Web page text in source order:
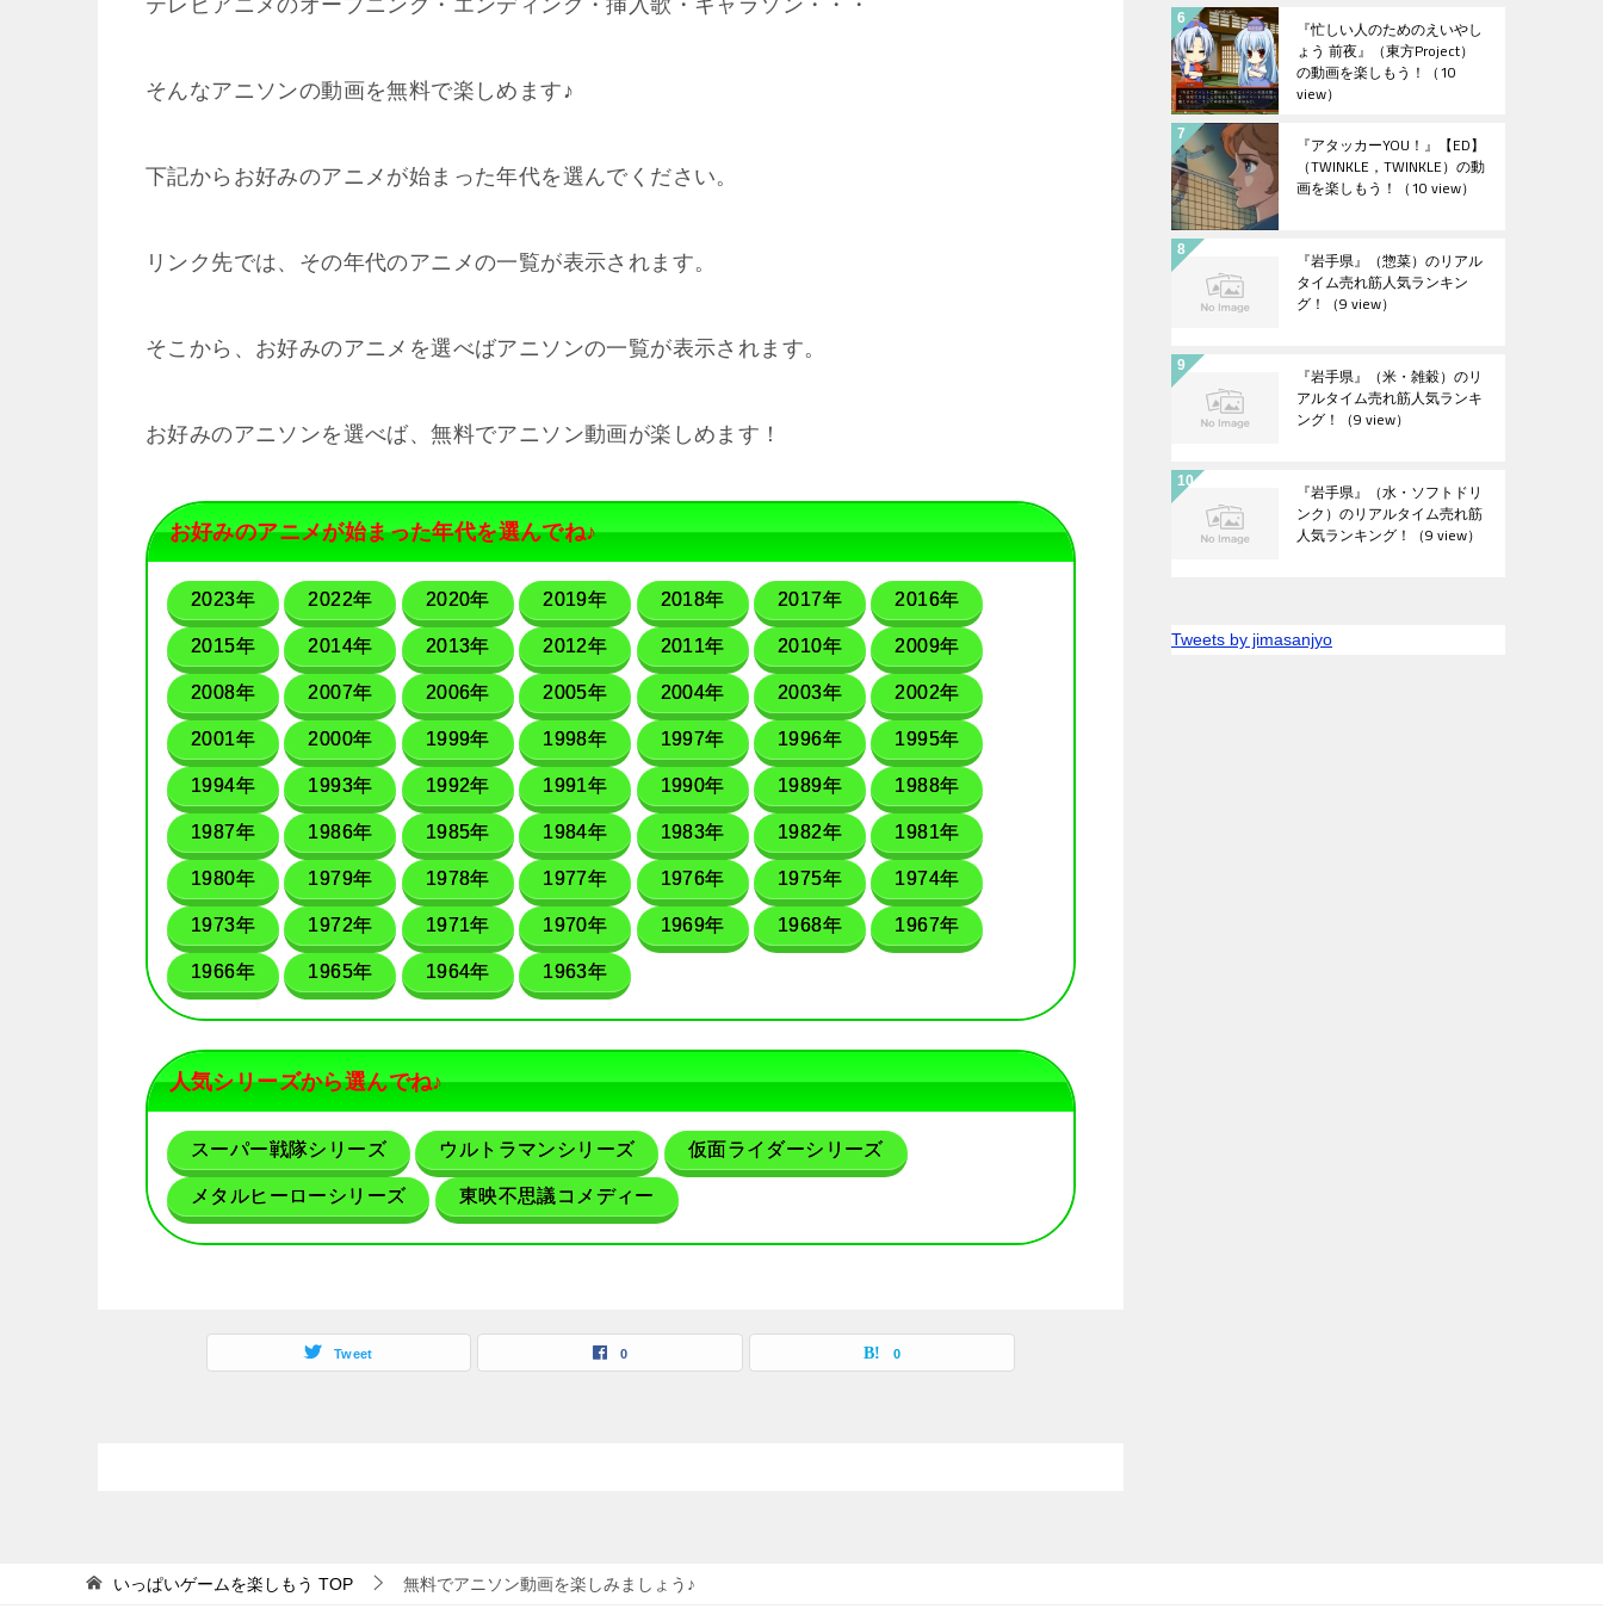
そんなアニソンの動画を無料で楽しめます♪
下記からお好みのアニメが始まった年代を選んでください。
リンク先では、その年代のアニメの一覧が表示されます。
そこから、お好みのアニメを選べばアニソンの一覧が表示されます。
お好みのアニソンを選べば、無料でアニソン動画が楽しめます！
お好みのアニメが始まった年代を選んでね♪
2023年 2022年 2020年 2019年 2018年 2017年 2016年
2015年 2014年 2013年 2012年 2011年 2010年 2009年
2008年 2007年 2006年 2005年 2004年 2003年 2002年
2001年 2000年 1999年 1998年 1997年 1996年 1995年
1994年 1993年 1992年 1991年 1990年 1989年 1988年
1987年 1986年 1985年 1984年 1983年 1982年 1981年
1980年 1979年 1978年 1977年 1976年 1975年 1974年
1973年 1972年 1971年 1970年 1969年 1968年 1967年
1966年 1965年 1964年 1963年
人気シリーズから選んでね♪
スーパー戦隊シリーズ ウルトラマンシリーズ 仮面ライダーシリーズ
メタルヒーローシリーズ 東映不思議コメディー
Tweet 0 0
『忙しい人のためのえいやし
ょう 前夜』（東方Project）
の動画を楽しもう！ （10
view）
『アタッカーYOU！』【ED】
（TWINKLE，TWINKLE）の動
画を楽しもう！ （10 view）
『岩手県』（惣菜）のリアル
タイム売れ筋人気ランキン
グ！ （9 view）
『岩手県』（米・雑穀）のリ
アルタイム売れ筋人気ランキ
ング！ （9 view）
『岩手県』（水・ソフトドリ
ンク）のリアルタイム売れ筋
人気ランキング！ （9 view）
Tweets by jimasanjyo
いっぱいゲームを楽しもう TOP 無料でアニソン動画を楽しみましょう♪